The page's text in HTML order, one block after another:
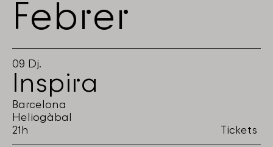
Febrer
09 Dj.
Inspira
Barcelona
Heliogàbal
21h
Tickets